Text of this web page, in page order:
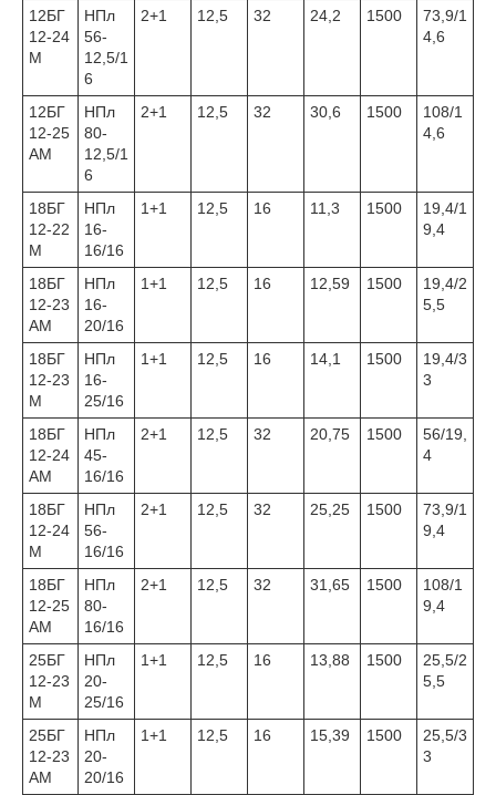
12БГ
12-24
М
НПл
56-
12,5/1
6
2+1 12,5 32 24,2 1500
73,9/1
4,6
12БГ
12-25
АМ
НПл
80-
12,5/1
6
2+1 12,5 32 30,6 1500
108/1
4,6
18БГ
12-22
М
НПл
16-
16/16
1+1 12,5 16 11,3 1500
19,4/1
9,4
18БГ
12-23
АМ
НПл
16-
20/16
1+1 12,5 16 12,59 1500
19,4/2
5,5
18БГ
12-23
М
НПл
16-
25/16
1+1 12,5 16 14,1 1500
19,4/3
3
18БГ
12-24
АМ
НПл
45-
16/16
2+1 12,5 32 20,75 1500
56/19,
4
18БГ
12-24
М
НПл
56-
16/16
2+1 12,5 32 25,25 1500
73,9/1
9,4
18БГ
12-25
АМ
НПл
80-
16/16
2+1 12,5 32 31,65 1500
108/1
9,4
25БГ
12-23
М
НПл
20-
25/16
1+1 12,5 16 13,88 1500
25,5/2
5,5
25БГ
12-23
АМ
НПл
20-
20/16
1+1 12,5 16 15,39 1500
25,5/3
3